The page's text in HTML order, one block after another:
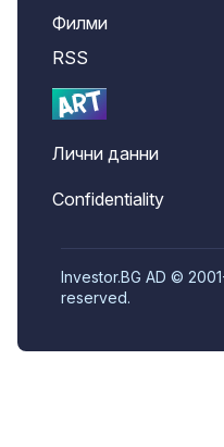
Филми
RSS
Лични данни
Confidentiality
Investor.BG AD ©
reserved.